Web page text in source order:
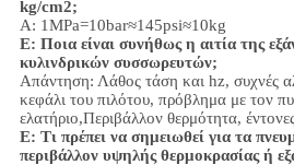
kg/cm2;
Α: 1MPa=10bar≈145psi≈10kg
Ε: Ποια είναι συνήθως η αιτία της
κυλινδρικών συσσωρευτών;
Απάντηση: Λάθος τάση και hz, συχνές
κεφάλι του πιλότου, πρόβλημα με τον
ελατήριο,Περιβάλλον θερμότητα,
Ε: Τι πρέπει να σημειωθεί για τα
περιβάλλον υψηλής θερμοκρασίας ή